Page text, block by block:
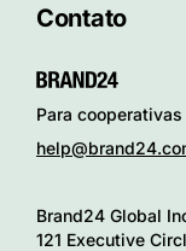
Contato
Para
Brand24 Global
121 Executive